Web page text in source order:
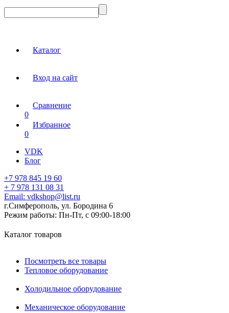
Каталог
Вход на сайт
Сравнение
0
Избранное
0
VDK
Блог
+7 978 845 19 60
+ 7 978 131 08 31
Email: vdkshop@list.ru
г.Симферополь, ул. Бородина 6
Режим работы: Пн-Пт, с 09:00-18:00
Каталог товаров
Посмотреть все товары
Тепловое оборудование
Холодильное оборудование
Механическое оборудование